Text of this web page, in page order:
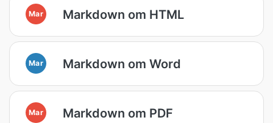
Mar Markdown om HTML
Mar Markdown om Word
Mar Markdown om PDF